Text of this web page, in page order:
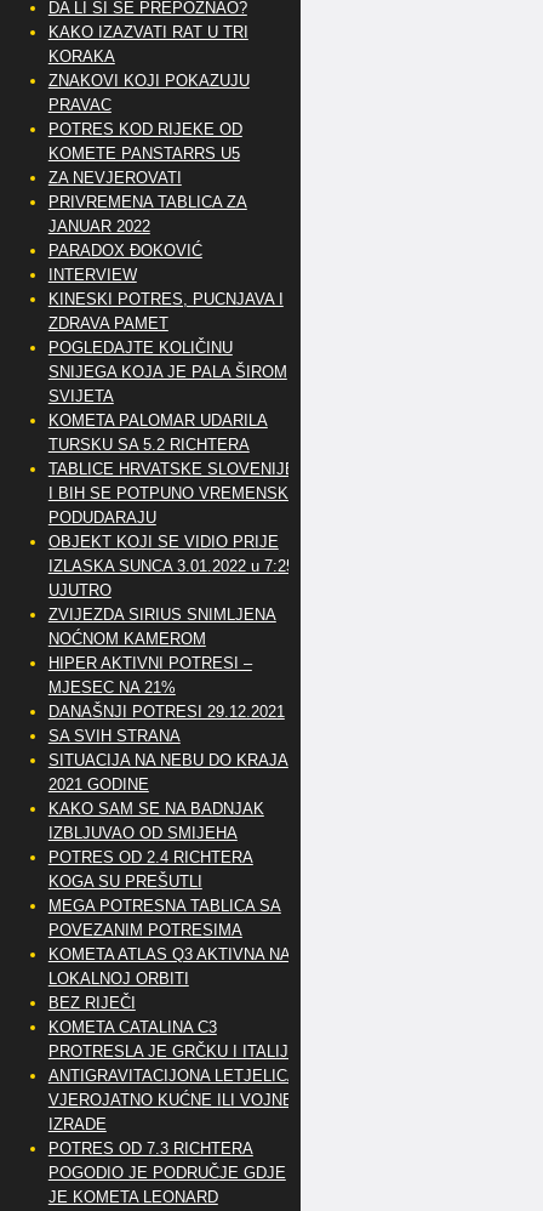
DA LI SI SE PREPOZNAO?
KAKO IZAZVATI RAT U TRI
KORAKA
ZNAKOVI KOJI POKAZUJU
PRAVAC
POTRES KOD RIJEKE OD
KOMETE PANSTARRS U5
ZA NEVJEROVATI
PRIVREMENA TABLICA ZA
JANUAR 2022
PARADOX ĐOKOVIĆ
INTERVIEW
KINESKI POTRES, PUCNJAVA I
ZDRAVA PAMET
POGLEDAJTE KOLIČINU
SNIJEGA KOJA JE PALA ŠIROM
SVIJETA
KOMETA PALOMAR UDARILA
TURSKU SA 5.2 RICHTERA
TABLICE HRVATSKE SLOVENIJE
I BIH SE POTPUNO VREMENSKI
PODUDARAJU
OBJEKT KOJI SE VIDIO PRIJE
IZLASKA SUNCA 3.01.2022 u 7:25
UJUTRO
ZVIJEZDA SIRIUS SNIMLJENA
NOĆNOM KAMEROM
HIPER AKTIVNI POTRESI –
MJESEC NA 21%
DANAŠNJI POTRESI 29.12.2021
SA SVIH STRANA
SITUACIJA NA NEBU DO KRAJA
2021 GODINE
KAKO SAM SE NA BADNJAK
IZBLJUVAO OD SMIJEHA
POTRES OD 2.4 RICHTERA
KOGA SU PREŠUTLI
MEGA POTRESNA TABLICA SA
POVEZANIM POTRESIMA
KOMETA ATLAS Q3 AKTIVNA NA
LOKALNOJ ORBITI
BEZ RIJEČI
KOMETA CATALINA C3
PROTRESLA JE GRČKU I ITALIJU
ANTIGRAVITACIJONA LETJELICA
VJEROJATNO KUĆNE ILI VOJNE
IZRADE
POTRES OD 7.3 RICHTERA
POGODIO JE PODRUČJE GDJE
JE KOMETA LEONARD